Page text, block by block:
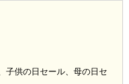
子供の日セール、母の日セ